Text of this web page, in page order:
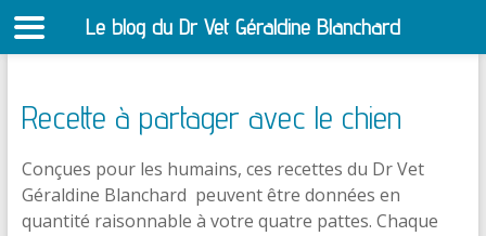
Recette à partager avec le chien
Conçues pour les humains, ces recettes du Dr Vet
Géraldine Blanchard peuvent être données en
quantité raisonnable à votre quatre pattes. Chaque
Le blog du Dr Vet Géraldine Blanchard